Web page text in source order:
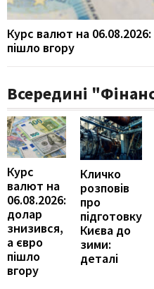
Курс валют на
пішло вгору
Всередині
Курс
валют на
06.08.2026:
долар
знизився,
а євро
пішло
вгору
Кличко
розповів
про
підготовку
Києва до
зими:
деталі